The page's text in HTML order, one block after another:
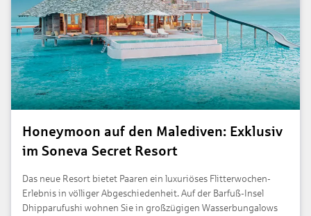
Honeymoon auf den Malediven: Exklusiv
im Soneva Secret Resort
Das neue Resort bietet Paaren ein luxuriöses Flitterwochen-
Erlebnis in völliger Abgeschiedenheit. Auf der Barfuß-Insel
Dhipparufushi wohnen Sie in großzügigen Wasserbungalows